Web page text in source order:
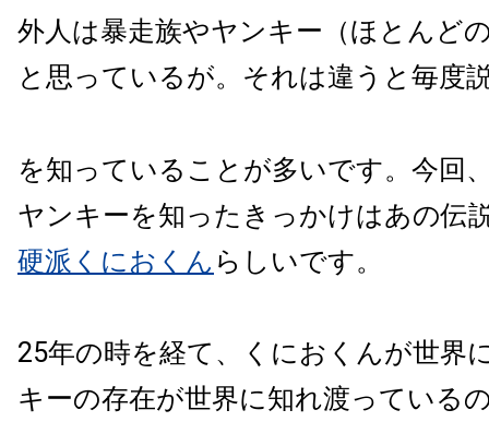
外人は暴走族やヤンキー（ほとんど
と思っているが。それは違うと毎度
を知っていることが多いです。今回
ヤンキーを知ったきっかけはあの伝
硬派くにおくん らしいです。
25年の時を経て、くにおくんが世界
キーの存在が世界に知れ渡っている